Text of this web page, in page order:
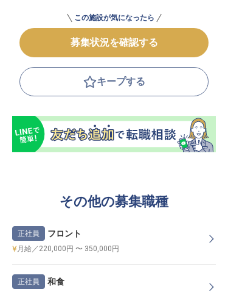
この施設が気になったら
募集状況を確認する
キープする
その他の募集職種
正社員 フロント
月給／220,000円 〜 350,000円
正社員 和食